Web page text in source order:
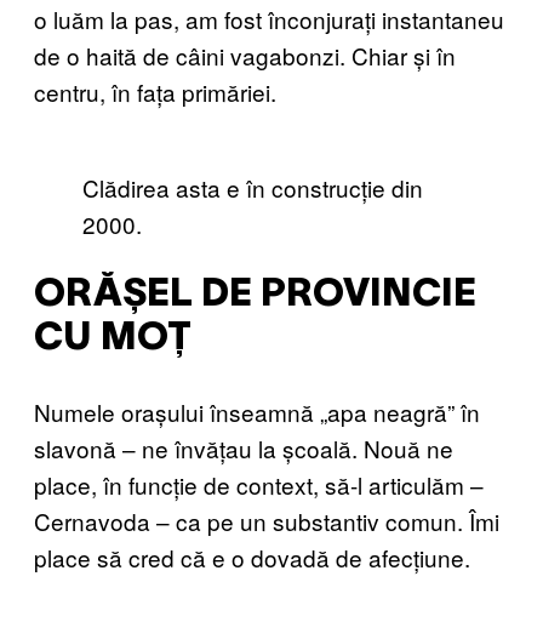
o luăm la pas, am fost înconjurați instantaneu
de o haită de câini vagabonzi. Chiar și în
centru, în fața primăriei.
Clădirea asta e în construcție din
2000.
ORĂȘEL DE PROVINCIE
CU MOȚ
Numele orașului înseamnă „apa neagră” în
slavonă – ne învățau la școală. Nouă ne
place, în funcție de context, să-l articulăm –
Cernavoda – ca pe un substantiv comun. Îmi
place să cred că e o dovadă de afecțiune.